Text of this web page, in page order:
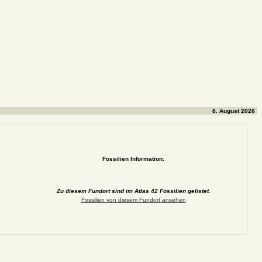
8. August 2026
Fossilien Information:
Zu diesem Fundort sind im Atlas 42 Fossilien gelistet.
Fossilien von diesem Fundort ansehen